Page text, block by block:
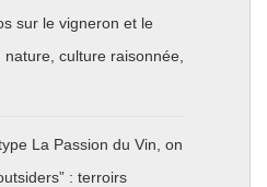
sur le vigneron et le
culture raisonnée,
La Passion du Vin, on
: terroirs